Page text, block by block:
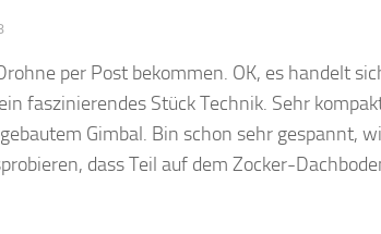
per Post bekommen. OK, es handelt
faszinierendes Stück Technik. Sehr
Gimbal. Bin schon sehr gespannt,
dass Teil auf dem Zocker-